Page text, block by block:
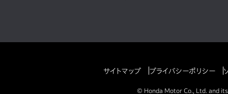
サイトマップ プライバシーポリシー
© Honda Motor Co., Ltd. and